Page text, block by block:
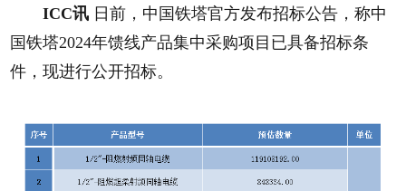
ICC讯 日前，中国铁塔官方发布招标公告，称中
国铁塔2024年馈线产品集中采购项目已具备招标条
件，现进行公开招标。